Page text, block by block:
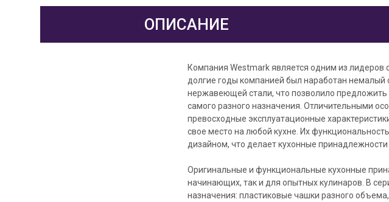
ОПИСАНИЕ
Компания Westmark является одним из лидеров
долгие годы компанией был наработан
нержавеющей стали, что позволило
самого разного назначения. Отличительными
превосходные эксплуатационные
свое место на любой кухне. Их
дизайном, что делает кухонные
Оригинальные и функциональные кухонные
начинающих, так и для опытных кулинаров. В
назначения: пластиковые чашки разного